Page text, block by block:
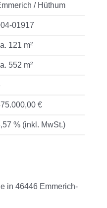
/ Hüthum
01917
121 m²
552 m²
€
% (inkl. MwSt.)
in 46446 Emmerich-